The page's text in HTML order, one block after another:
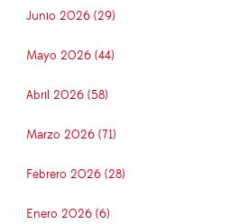
Junio 2026 (29)
Mayo 2026 (44)
Abril 2026 (58)
Marzo 2026 (71)
Febrero 2026 (28)
Enero 2026 (6)